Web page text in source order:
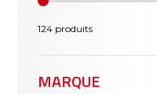
124 produits
MARQUE